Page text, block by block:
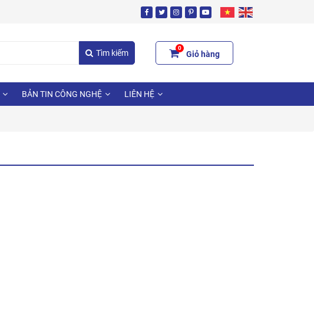
Tìm kiếm
0
Giỏ hàng
BẢN TIN CÔNG NGHỆ LIÊN HỆ